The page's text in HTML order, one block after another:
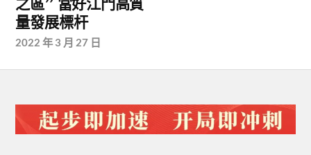
量發展標杆
2022 年 3 月 27 日